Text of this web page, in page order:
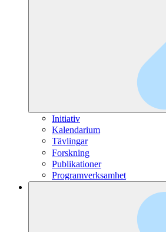
Initiativ
Kalendarium
Tävlingar
Forskning
Publikationer
Programverksamhet